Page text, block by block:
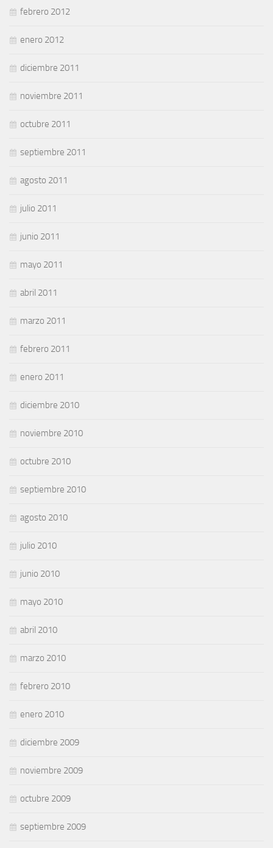
febrero 2012
enero 2012
diciembre 2011
noviembre 2011
octubre 2011
septiembre 2011
agosto 2011
julio 2011
junio 2011
mayo 2011
abril 2011
marzo 2011
febrero 2011
enero 2011
diciembre 2010
noviembre 2010
octubre 2010
septiembre 2010
agosto 2010
julio 2010
junio 2010
mayo 2010
abril 2010
marzo 2010
febrero 2010
enero 2010
diciembre 2009
noviembre 2009
octubre 2009
septiembre 2009